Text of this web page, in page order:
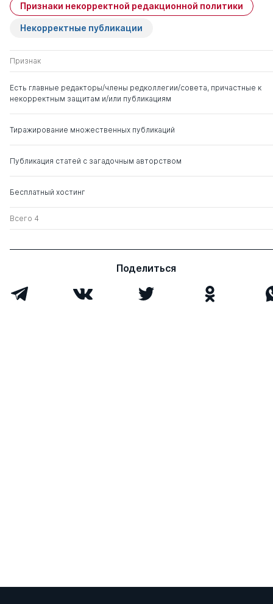
Петров Владимир
Николаевич
д. соц.н. 0 5
Маршак Аркадий
Львович
Признаки некорректной редакционной политики
Некорректные публикации
Признак
Есть главные редакторы/члены редколлегии/совета, причастные к
некорректным защитам и/или публикациям
Тиражирование множественных публикаций
Публикация статей с загадочным авторством
Бесплатный хостинг
Всего 4
Поделиться